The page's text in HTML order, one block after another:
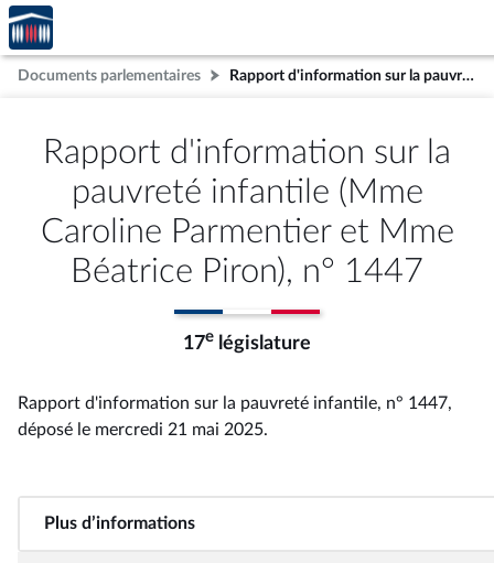
Aller au contenu
Aller en bas de la page
Accèder
à la
page
d'accueil
Documents parlementaires Rapport d'information sur la pauvreté infantile (Mme Caroline Parmentier et Mme Béatrice Piron), n° 1447
Rapport d'information sur la
pauvreté infantile (Mme
Caroline Parmentier et Mme
Béatrice Piron), n° 1447
17e législature
Rapport d'information sur la pauvreté infantile, n° 1447,
déposé le mercredi 21 mai 2025.
Plus d’informations